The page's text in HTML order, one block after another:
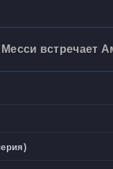
встречает